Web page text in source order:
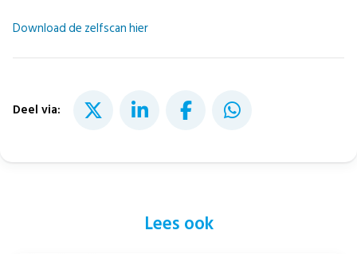
Download de zelfscan hier
Deel via:
Lees ook